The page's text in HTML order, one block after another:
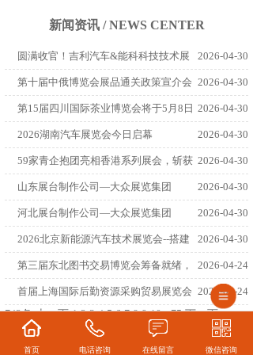
新闻资讯 / NEWS CENTER
圆满收官！吉利汽车&能科科技技术展 2026-04-30
第十届中俄博览会展品通关政策宣介会 2026-04-30
第15届四川国际茶业博览会将于5月8日 2026-04-30
2026湖南汽车展览会今日启幕 2026-04-30
59家青企抱团亮相香港系列展会，斩获 2026-04-30
山东展台制作公司—大众展览集团 2026-04-30
河北展台制作公司—大众展览集团 2026-04-30
2026北京新能源汽车技术展览会--搭建 2026-04-30
第三届东北图书交易博览会筹备就绪， 2026-04-24
首届上海国际后勤资源采购贸易展览会 2026-04-24
742条 上一页 1 2 3 4 5 6 7 8 9 10..75 下一页
742条 上一页 1 2 3 7 8 9 10 下一页
首页 电话咨询 在线留言 微信咨询